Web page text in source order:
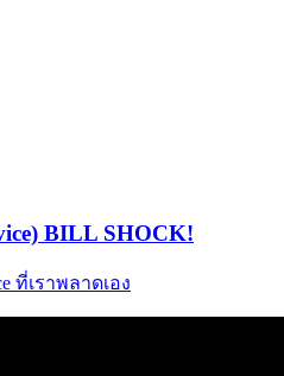
BILL SHOCK!
ที่เราพลาดเอง